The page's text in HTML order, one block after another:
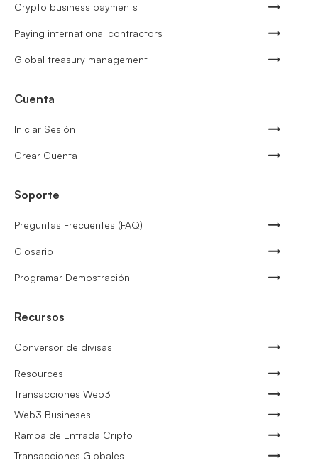
Crypto business payments
Paying international contractors
Global treasury management
Cuenta
Iniciar Sesión
Crear Cuenta
Soporte
Preguntas Frecuentes (FAQ)
Glosario
Programar Demostración
Recursos
Conversor de divisas
Resources
Transacciones Web3
Web3 Busineses
Rampa de Entrada Cripto
Transacciones Globales